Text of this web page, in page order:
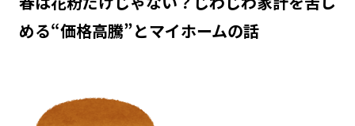
める“価格高騰”とマイホームの話